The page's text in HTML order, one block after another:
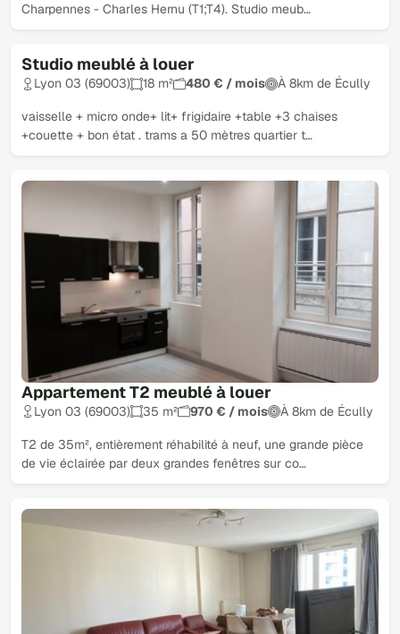
Charpennes - Charles Hernu (T1;T4). Studio meub…
Studio meublé à louer
Lyon 03 (69003) 18 m² 480 € / mois À 8km de Écully
vaisselle + micro onde+ lit+ frigidaire +table +3 chaises
+couette + bon état . trams a 50 mètres quartier t…
Appartement T2 meublé à louer
Lyon 03 (69003) 35 m² 970 € / mois À 8km de Écully
T2 de 35m², entièrement réhabilité à neuf, une grande pièce
de vie éclairée par deux grandes fenêtres sur co…